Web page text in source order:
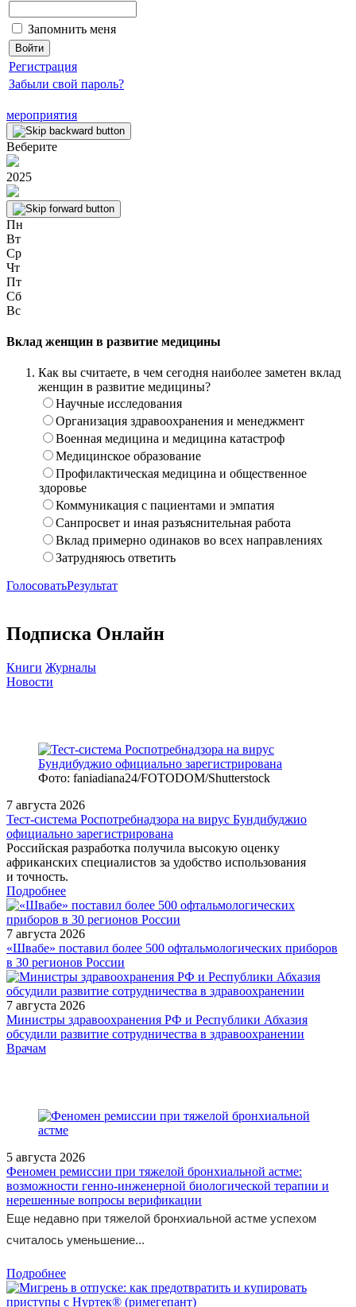
Запомнить меня
Регистрация
Забыли свой пароль?
мероприятия
Веберите
2025
Пн
Вт
Ср
Чт
Пт
Сб
Вс
Вклад женщин в развитие медицины
Как вы считаете, в чем сегодня наиболее заметен вклад
женщин в развитие медицины?
Научные исследования
Организация здравоохранения и менеджмент
Военная медицина и медицина катастроф
Медицинское образование
Профилактическая медицина и общественное
здоровье
Коммуникация с пациентами и эмпатия
Санпросвет и иная разъяснительная работа
Вклад примерно одинаков во всех направлениях
Затрудняюсь ответить
ГолосоватьРезультат
Подписка Онлайн
Книги Журналы
Новости
Фото: faniadiana24/FOTODOM/Shutterstock
7 августа 2026
Тест‑система Роспотребнадзора на вирус Бундибуджио
официально зарегистрирована
Российская разработка получила высокую оценку
африканских специалистов за удобство использования
и точность.
Подробнее
7 августа 2026
«Швабе» поставил более 500 офтальмологических приборов
в 30 регионов России
7 августа 2026
Министры здравоохранения РФ и Республики Абхазия
обсудили развитие сотрудничества в здравоохранении
/doctor/pediatrics/enurez-prakticheskie-rekomendatsii-dlya-
Врачам
5 августа 2026
Феномен ремиссии при тяжелой бронхиальной астме:
возможности генно-инженерной биологической терапии и
нерешенные вопросы верификации
Еще недавно при тяжелой бронхиальной астме успехом
считалось уменьшение...
Подробнее